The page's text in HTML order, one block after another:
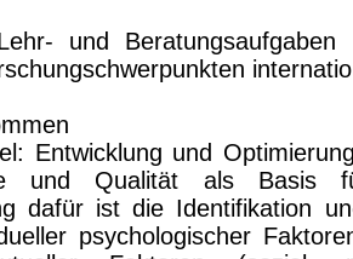
und
Entwicklung und
und Qualität als Basis
dafür ist die Identifikation
psychologischer